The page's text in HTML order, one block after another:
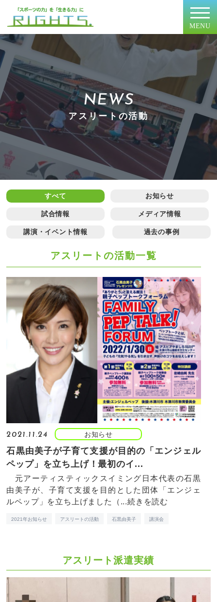
MENU
NEWS
アスリートの活動
すべて お知らせ
試合情報 メディア情報
講演・イベント情報 過去の事例
アスリートの活動一覧
2021.11.24 お知らせ
石黒由美子が子育て支援が目的の「エンジェル
ペップ」を立ち上げ！最初のイ...
元アーティスティックスイミング日本代表の石黒
由美子が、子育て支援を目的とした団体「エンジェ
ルペップ」を立ち上げました（...続きを読む
2021年お知らせ アスリートの活動 石黒由美子 講演会
アスリート派遣実績